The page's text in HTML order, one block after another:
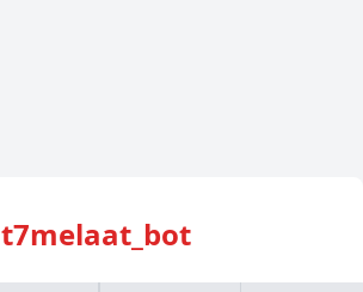
t7melaat_bot